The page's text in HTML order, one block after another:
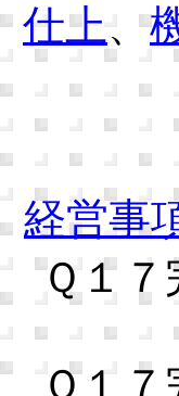
仕上 、
経営事
Ｑ１
Ｑ１